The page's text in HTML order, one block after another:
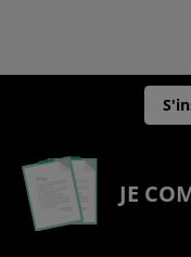
JE